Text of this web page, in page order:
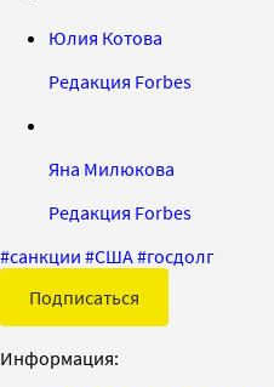
Юлия Котова
Редакция Forbes
Яна Милюкова
Редакция Forbes
#санкции #США#госдолг
Подписаться
Информация: